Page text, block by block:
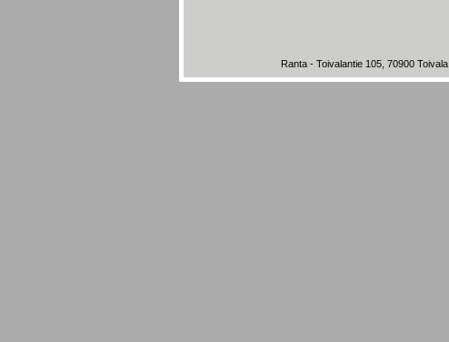
Ranta - Toivalantie 105, 70900 Toivala